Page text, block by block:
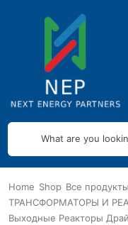
What are you
Home Shop Все продукты
ТРАНСФОРМАТОРЫ И
Выходные Реакторы